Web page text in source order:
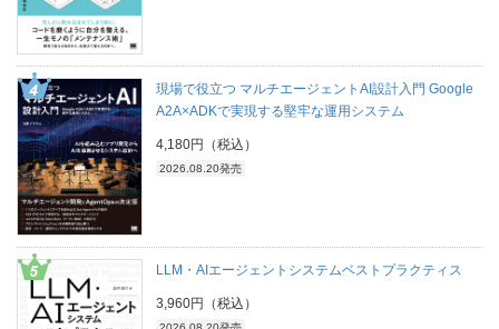
現場で役立つ マルチエージェントAI設計入門 Google
A2A×ADKで実現する堅牢な運用システム
4,180円（税込）
2026.08.20発売
LLM・AIエージェントシステムベストプラクティス
3,960円（税込）